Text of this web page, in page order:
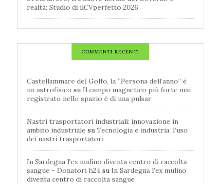
realtà: Studio di ilCVperfetto 2026
COMMENTI RECENTI
Castellammare del Golfo, la “Persona dell’anno” è
un astrofisico su Il campo magnetico più forte mai
registrato nello spazio è di una pulsar
Nastri trasportatori industriali: innovazione in
ambito industriale su Tecnologia e industria: l’uso
dei nastri trasportatori
In Sardegna l'ex mulino diventa centro di raccolta
sangue - Donatori h24 su In Sardegna l’ex mulino
diventa centro di raccolta sangue